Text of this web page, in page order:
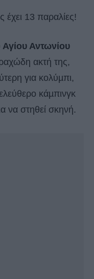
13 παραλίες!
Αγίου Αντωνίου
ακτή της,
για κολύµπι,
κάµπινγκ
να στηθεί σκηνή.